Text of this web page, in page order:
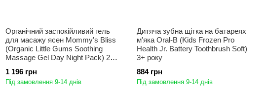
Органічний заспокійливий гель
для масажу ясен Mommy's Bliss
(Organic Little Gums Soothing
Massage Gel Day Night Pack) 2
набір
1 196 грн
Під замовлення 9-14 днів
Дитяча зубна щітка на батареях
м'яка Oral-B (Kids Frozen Pro
Health Jr. Battery Toothbrush Soft)
3+ року
884 грн
Під замовлення 9-14 днів